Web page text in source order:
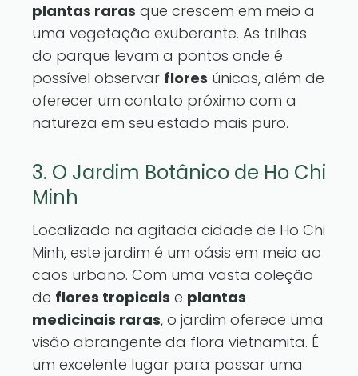
plantas raras que crescem em meio a
uma vegetação exuberante. As trilhas
do parque levam a pontos onde é
possível observar flores únicas, além de
oferecer um contato próximo com a
natureza em seu estado mais puro.
3. O Jardim Botânico de Ho Chi
Minh
Localizado na agitada cidade de Ho Chi
Minh, este jardim é um oásis em meio ao
caos urbano. Com uma vasta coleção
de flores tropicais e plantas
medicinais raras, o jardim oferece uma
visão abrangente da flora vietnamita. É
um excelente lugar para passar uma